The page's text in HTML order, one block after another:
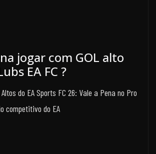
jogar com GOL alto
EA FC ?
do EA Sports FC 26: Vale a Pena no Pro
competitivo do EA